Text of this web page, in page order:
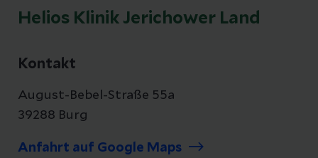
Richtung hochspezialisierter
Helios Klinik Jerichower Land
Kontakt
August-Bebel-Straße 55a
39288 Burg
Anfahrt auf Google Maps